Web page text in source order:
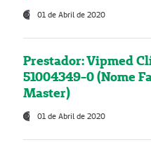
01 de Abril de 2020
Prestador: Vipmed
51004349-0 (Nome
Master)
01 de Abril de 2020